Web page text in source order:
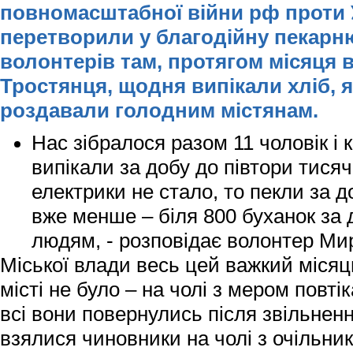
повномасштабної війни рф проти
перетворили у благодійну
волонтерів там, протягом місяця
Тростянця, щодня випікали хліб,
роздавали голодним містянам.
Нас зібралося разом 11 чоловік і
випікали за добу до півтори
електрики не стало, то пекли за
вже менше – біля 800 буханок за
людям, - розповідає волонтер
Міської влади весь цей важкий
місті не було – на чолі з мером
всі вони повернулись після
взялися чиновники на чолі з